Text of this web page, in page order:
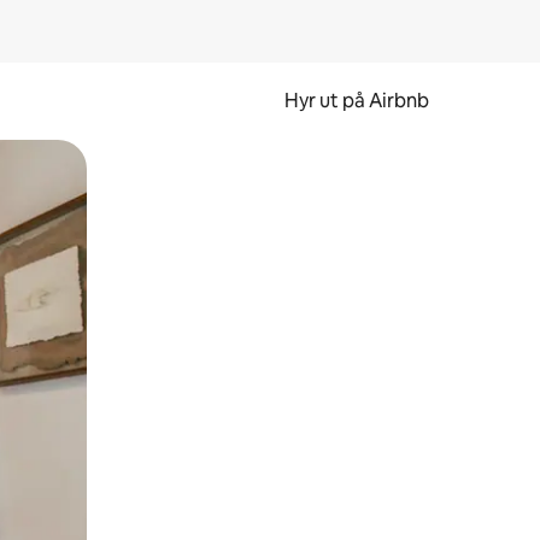
Hyr ut på Airbnb